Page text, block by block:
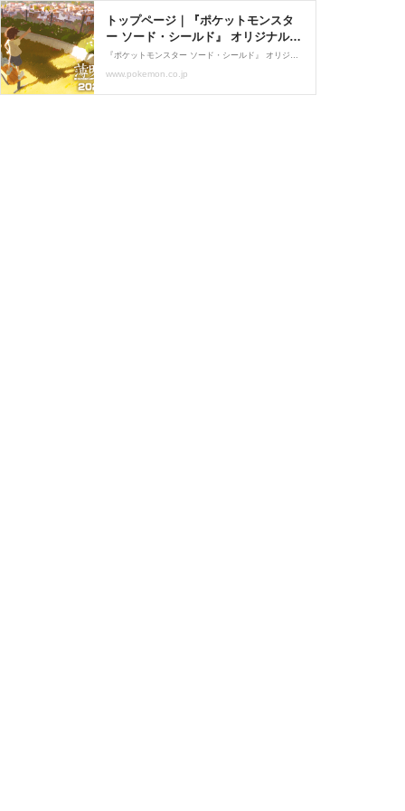
トップページ｜『ポケットモンスタ
ー ソード・シールド』 オリジナルア
ニメ 「薄明の翼」公式サイト
『ポケットモンスター ソード・シールド』 オリジナルアニメ 「薄明の翼」公式サイト。スタジオコロリドが贈る『ポケットモンスター ソード・シールド』のオムニバス短編アニメーション。2020年1月よりweb限定公開！
www.pokemon.co.jp